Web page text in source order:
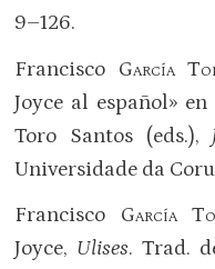
9–126.
Francisco García
Joyce al español»
Toro Santos (eds.),
Universidade da
Francisco García
Joyce, Ulises. Trad.